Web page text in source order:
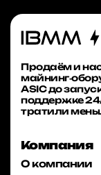
Продаём и
ASIC до
поддержке
тратили
Компания
О компании